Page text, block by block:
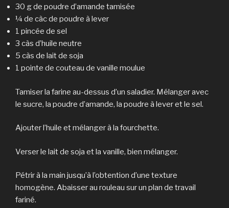
30 g de poudre d’amande tamisée
¼ de càc de poudre à lever
1 pincée de sel
3 càs d’huile neutre
5 càs de lait de soja
1 pointe de couteau de vanille moulue
Tamiser la farine au-dessus d’un saladier. Mélanger avec
le sucre, la poudre d’amande, la poudre à lever et le sel.
Ajouter l’huile et mélanger à la fourchette.
Verser le lait de soja et la vanille, bien mélanger.
Pétrir à la main jusqu’à l’obtention d’une texture
homogène. Abaisser au rouleau sur un plan de travail
fariné.